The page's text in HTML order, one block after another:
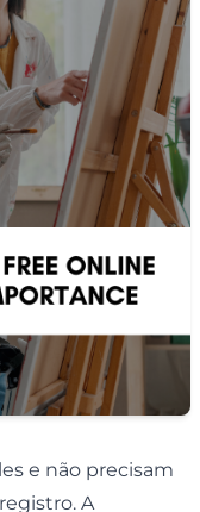
e não precisam
A